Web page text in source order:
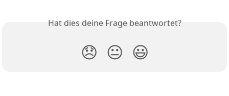
Hat dies deine Frage beantwortet?
😞 😐 😃